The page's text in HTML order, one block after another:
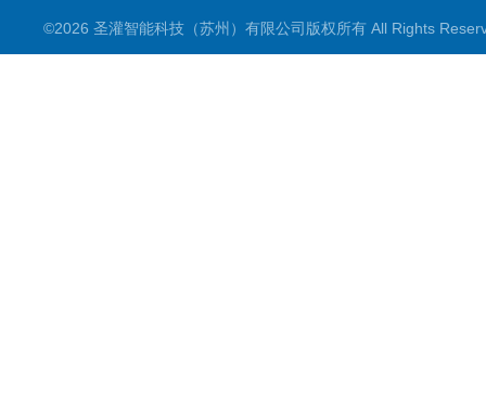
喷雾剂生产线
©2026 圣灌智能科技（苏州）有限公司版权所有 All Rights